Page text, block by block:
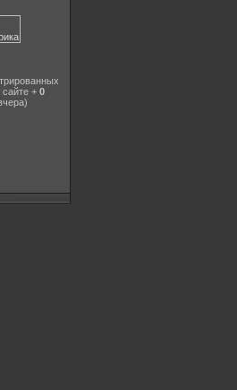
сайте + 0